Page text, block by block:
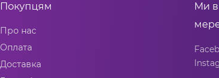
Покупцям
Про нас
Оплата
Доставка
Ми в